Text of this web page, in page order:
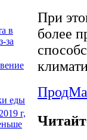
в
за
еды
г,
При
более